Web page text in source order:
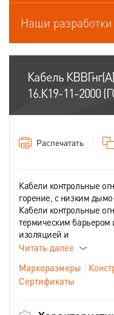
Наши разработки
Кабель
16.К19-11-2000
Распечатать
Кабели контрольные
горение, с низким
Кабели контрольные
термическим барьером
изоляцией и
Читать далее
Маркоразмеры
Сертификаты